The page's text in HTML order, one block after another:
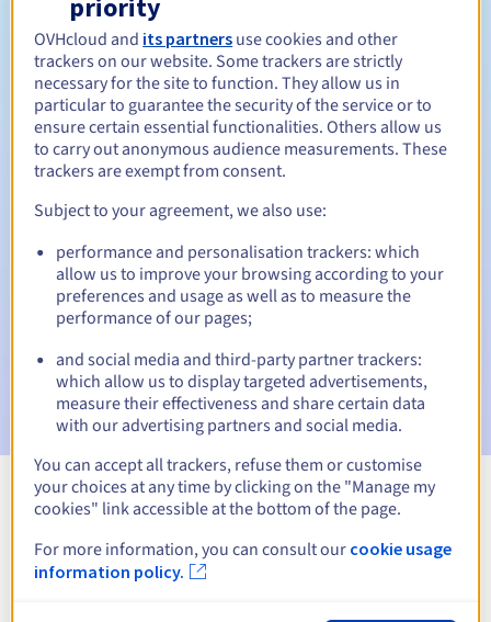
Verlengingsperiode
Inlosperiode
Automatische meldingen:
60, 30, 15, 7 en 3 dagen vóór de
vervaldatum
E-mail op de vervaldatum om de schorsing van de
domeinnaam te melden
E-mail na de Redemption Grace Periodom de
verwijdering van de domeinnaam te melden
Bekijk alle extensies
Informatie over .sklep.pl
priority
OVHcloud and its partners use cookies and other
trackers on our website. Some trackers are strictly
necessary for the site to function. They allow us in
particular to guarantee the security of the service or to
ensure certain essential functionalities. Others allow us
to carry out anonymous audience measurements. These
trackers are exempt from consent.
Subject to your agreement, we also use:
performance and personalisation trackers: which
allow us to improve your browsing according to your
preferences and usage as well as to measure the
performance of our pages;
and social media and third-party partner trackers:
which allow us to display targeted advertisements,
measure their effectiveness and share certain data
with our advertising partners and social media.
You can accept all trackers, refuse them or customise
your choices at any time by clicking on the "Manage my
cookies" link accessible at the bottom of the page.
For more information, you can consult our cookie usage
information policy.